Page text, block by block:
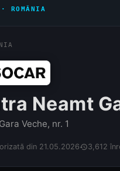
ROMÂNIA
Neamt
Veche, nr. 1
din 21.05.2026history3,612